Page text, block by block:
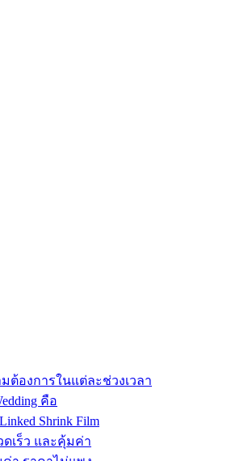
องการในแต่ละช่วงเวลา
คือ
Shrink Film
เร็ว และคุ้มค่า